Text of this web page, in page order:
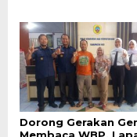
Dorong Gerakan